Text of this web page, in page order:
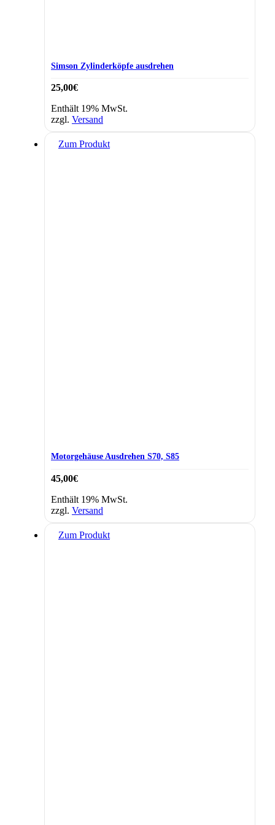
Simson Zylinderköpfe ausdrehen
25,00€
Enthält 19% MwSt.
zzgl. Versand
Zum Produkt
Motorgehäuse Ausdrehen S70, S85
45,00€
Enthält 19% MwSt.
zzgl. Versand
Zum Produkt